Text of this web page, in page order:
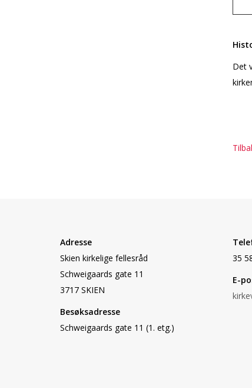
Det
Adresse
Skien kirkelige fellesråd
Schweigaards gate 11
3717 SKIEN
Besøksadresse
Schweigaards gate 11 (1. etg.)
35
E-